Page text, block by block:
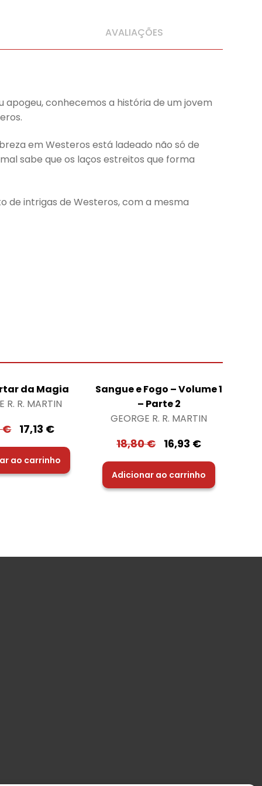
AVALIAÇÕES
apogeu, conhecemos a história de um jovem
em Westeros está ladeado não só de
sabe que os laços estreitos que forma
de intrigas de Westeros, com a mesma
da Magia
R. R. MARTIN
€ 17,13 €
ao carrinho
Sangue e Fogo – Volume 1
– Parte 2
GEORGE R. R. MARTIN
18,80€ 16,93 €
Adicionar ao carrinho